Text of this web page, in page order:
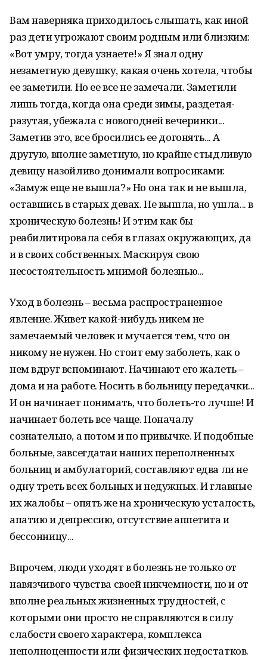
Вам наверняка приходилось слышать, как иной
раз дети угрожают своим родным или близким:
«Вот умру, тогда узнаете!» Я знал одну
незаметную девушку, какая очень хотела, чтобы
ее заметили. Но ее все не замечали. Заметили
лишь тогда, когда она среди зимы, раздетая-
разутая, убежала с новогодней вечеринки...
Заметив это, все бросились ее догонять... А
другую, вполне заметную, но крайне стыдливую
девицу назойливо донимали вопросиками:
«Замуж еще не вышла?» Но она так и не вышла,
оставшись в старых девах. Не вышла, но ушла... в
хроническую болезнь! И этим как бы
реабилитировала себя в глазах окружающих, да
и в своих собственных. Маскируя свою
несостоятельность мнимой болезнью...
Уход в болезнь – весьма распространенное
явление. Живет какой-нибудь никем не
замечаемый человек и мучается тем, что он
никому не нужен. Но стоит ему заболеть, как о
нем вдруг вспоминают. Начинают его жалеть –
дома и на работе. Носить в больницу передачки...
И он начинает понимать, что болеть-то лучше! И
начинает болеть все чаще. Поначалу
сознательно, а потом и по привычке. И подобные
больные, завсегдатаи наших переполненных
больниц и амбулаторий, составляют едва ли не
одну треть всех больных и недужных. И главные
их жалобы – опять же на хроническую усталость,
апатию и депрессию, отсутствие аппетита и
бессонницу...
Впрочем, люди уходят в болезнь не только от
навязчивого чувства своей никчемности, но и от
вполне реальных жизненных трудностей, с
которыми они просто не справляются в силу
слабости своего характера, комплекса
неполноценности или физических недостатков.